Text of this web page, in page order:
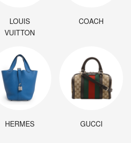
LOUIS
VUITTON
COACH
HERMES GUCCI